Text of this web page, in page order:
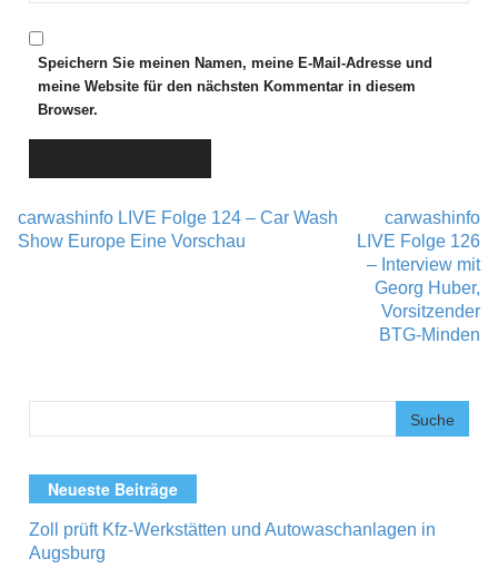
Speichern Sie meinen Namen, meine E-Mail-Adresse und
meine Website für den nächsten Kommentar in diesem
Browser.
Post navigation
carwashinfo LIVE Folge 124 – Car Wash
Show Europe Eine Vorschau
carwashinfo
LIVE Folge 126
– Interview mit
Georg Huber,
Vorsitzender
BTG-Minden
Neueste Beiträge
Zoll prüft Kfz-Werkstätten und Autowaschanlagen in
Augsburg